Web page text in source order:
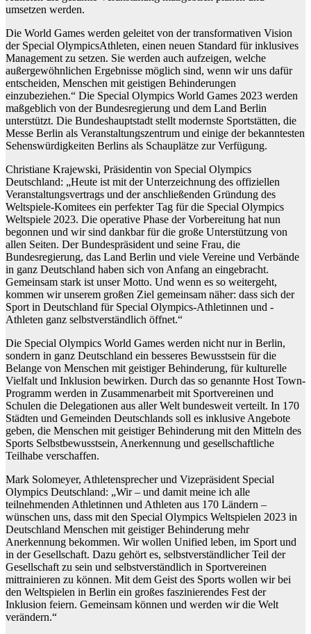
umsetzen werden.
Die World Games werden geleitet von der transformativen Vision
der Special OlympicsAthleten, einen neuen Standard für inklusives
Management zu setzen. Sie werden auch aufzeigen, welche
außergewöhnlichen Ergebnisse möglich sind, wenn wir uns dafür
entscheiden, Menschen mit geistigen Behinderungen
einzubeziehen.“ Die Special Olympics World Games 2023 werden
maßgeblich von der Bundesregierung und dem Land Berlin
unterstützt. Die Bundeshauptstadt stellt modernste Sportstätten, die
Messe Berlin als Veranstaltungszentrum und einige der bekanntesten
Sehenswürdigkeiten Berlins als Schauplätze zur Verfügung.
Christiane Krajewski, Präsidentin von Special Olympics
Deutschland: „Heute ist mit der Unterzeichnung des offiziellen
Veranstaltungsvertrags und der anschließenden Gründung des
Weltspiele-Komitees ein perfekter Tag für die Special Olympics
Weltspiele 2023. Die operative Phase der Vorbereitung hat nun
begonnen und wir sind dankbar für die große Unterstützung von
allen Seiten. Der Bundespräsident und seine Frau, die
Bundesregierung, das Land Berlin und viele Vereine und Verbände
in ganz Deutschland haben sich von Anfang an eingebracht.
Gemeinsam stark ist unser Motto. Und wenn es so weitergeht,
kommen wir unserem großen Ziel gemeinsam näher: dass sich der
Sport in Deutschland für Special Olympics-Athletinnen und -
Athleten ganz selbstverständlich öffnet.“
Die Special Olympics World Games werden nicht nur in Berlin,
sondern in ganz Deutschland ein besseres Bewusstsein für die
Belange von Menschen mit geistiger Behinderung, für kulturelle
Vielfalt und Inklusion bewirken. Durch das so genannte Host Town-
Programm werden in Zusammenarbeit mit Sportvereinen und
Schulen die Delegationen aus aller Welt bundesweit verteilt. In 170
Städten und Gemeinden Deutschlands soll es inklusive Angebote
geben, die Menschen mit geistiger Behinderung mit den Mitteln des
Sports Selbstbewusstsein, Anerkennung und gesellschaftliche
Teilhabe verschaffen.
Mark Solomeyer, Athletensprecher und Vizepräsident Special
Olympics Deutschland: „Wir – und damit meine ich alle
teilnehmenden Athletinnen und Athleten aus 170 Ländern –
wünschen uns, dass mit den Special Olympics Weltspielen 2023 in
Deutschland Menschen mit geistiger Behinderung mehr
Anerkennung bekommen. Wir wollen Unified leben, im Sport und
in der Gesellschaft. Dazu gehört es, selbstverständlicher Teil der
Gesellschaft zu sein und selbstverständlich in Sportvereinen
mittrainieren zu können. Mit dem Geist des Sports wollen wir bei
den Weltspielen in Berlin ein großes faszinierendes Fest der
Inklusion feiern. Gemeinsam können und werden wir die Welt
verändern.“